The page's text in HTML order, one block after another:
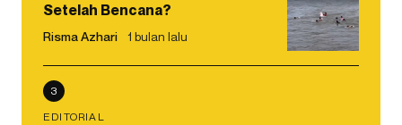
Setelah Bencana?
Risma Azhari 1 bulan lalu
3
EDITORIAL